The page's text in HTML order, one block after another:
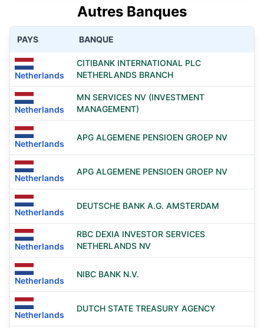
Autres Banques
PAYS BANQUE
Netherlands
CITIBANK INTERNATIONAL PLC
NETHERLANDS BRANCH
Netherlands
MN SERVICES NV (INVESTMENT
MANAGEMENT)
Netherlands
APG ALGEMENE PENSIOEN GROEP NV
Netherlands
APG ALGEMENE PENSIOEN GROEP NV
Netherlands
DEUTSCHE BANK A.G. AMSTERDAM
Netherlands
RBC DEXIA INVESTOR SERVICES
NETHERLANDS NV
Netherlands
NIBC BANK N.V.
Netherlands
DUTCH STATE TREASURY AGENCY